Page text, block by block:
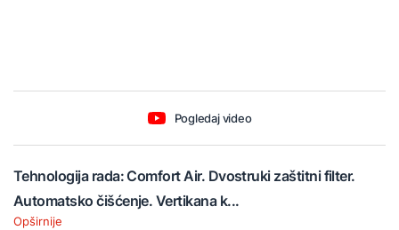
Pogledaj video
Tehnologija rada: Comfort Air. Dvostruki zaštitni filter.
Automatsko čišćenje. Vertikana k...
Opširnije